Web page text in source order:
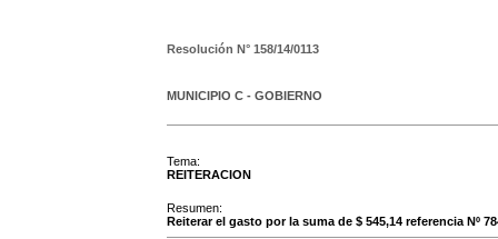
Resolución N° 158/14/0113
MUNICIPIO C - GOBIERNO
Tema:
REITERACION
Resumen:
Reiterar el gasto por la suma de $ 545,14 referencia Nº